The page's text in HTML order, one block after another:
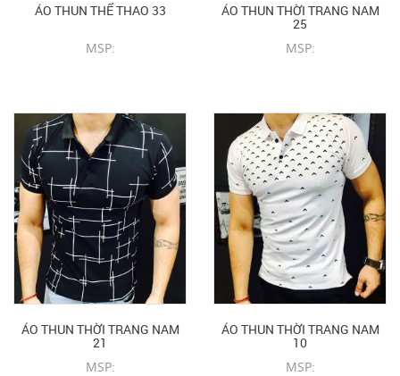
ÁO THUN THỂ THAO 33
MSP:
ÁO THUN THỜI TRANG NAM
25
MSP:
ÁO THUN THỜI TRANG NAM
21
MSP:
ÁO THUN THỜI TRANG NAM
10
MSP: